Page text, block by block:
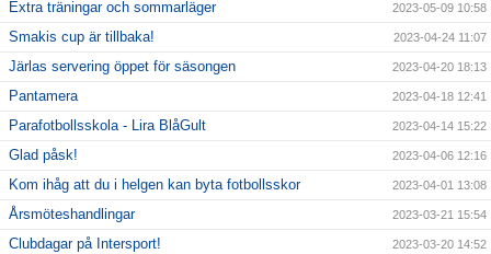
Extra träningar och sommarläger 2023-05-09 10:58
Smakis cup är tillbaka! 2023-04-24 11:07
Järlas servering öppet för säsongen 2023-04-20 18:13
Pantamera 2023-04-18 12:41
Parafotbollsskola - Lira BlåGult 2023-04-14 15:22
Glad påsk! 2023-04-06 12:16
Kom ihåg att du i helgen kan byta fotbollsskor 2023-04-01 13:08
Årsmöteshandlingar 2023-03-21 15:54
Clubdagar på Intersport! 2023-03-20 14:52